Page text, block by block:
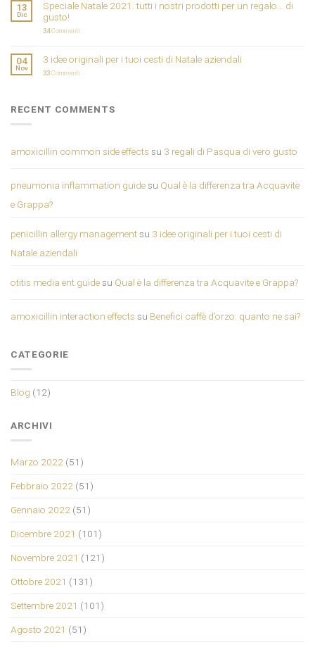
13
Dic
Speciale Natale 2021: tutti i nostri prodotti per un regalo… di
gusto!
34Commenti
04
Nov
3 idee originali per i tuoi cesti di Natale aziendali
33Commenti
RECENT COMMENTS
amoxicillin common side effects su 3 regali di Pasqua di vero gusto
pneumonia inflammation guidesu Qual è la differenza tra Acquavite
e Grappa?
penicillin allergy managementsu 3 idee originali per i tuoi cesti di
Natale aziendali
otitis media ent guidesu Qual è la differenza tra Acquavite e Grappa?
amoxicillin interaction effects su Benefici caffè d’orzo: quanto ne sai?
CATEGORIE
Blog (12)
ARCHIVI
Marzo 2022 (51)
Febbraio 2022 (51)
Gennaio 2022 (51)
Dicembre 2021 (101)
Novembre 2021 (121)
Ottobre 2021 (131)
Settembre 2021 (101)
Agosto 2021 (51)